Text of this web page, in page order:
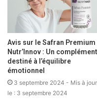
Sommaire
Qu’est-ce
alimentaire
Biovancia ?
Avis sur le Safran Premium
Nutr’Innov : Un complément
destiné à l’équilibre
émotionnel
3 septembre 2024 - Mis à jour
le : 3 septembre 2024